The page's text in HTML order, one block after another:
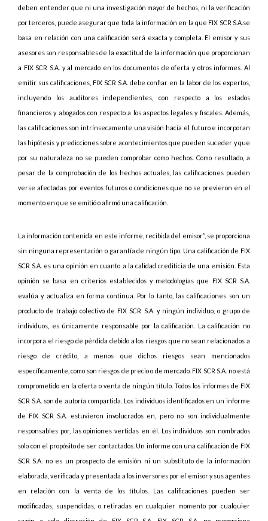
deben entender que ni una investigación mayor de hechos, ni la verificación
por terceros, puede asegurar que toda la información en la que FIX SCR S.A.se
basa en relación con una calificación será exacta y completa. El emisor y sus
asesores son responsables de la exactitud de la información que proporcionan
a FIX SCR S.A. y al mercado en los documentos de oferta y otros informes. Al
emitir sus calificaciones, FIX SCR S.A. debe confiar en la labor de los expertos,
incluyendo los auditores independientes, con respecto a los estados
financieros y abogados con respecto a los aspectos legales y fiscales. Además,
las calificaciones son intrínsecamente una visión hacia el futuro e incorporan
las hipótesis y predicciones sobre acontecimientos que pueden suceder y que
por su naturaleza no se pueden comprobar como hechos. Como resultado, a
pesar de la comprobación de los hechos actuales, las calificaciones pueden
verse afectadas por eventos futuros o condiciones que no se previeron en el
momento en que se emitió o afirmó una calificación.
La información contenida en este informe, recibida del emisor”, se proporciona
sin ninguna representación o garantía de ningún tipo. Una calificación de FIX
SCR S.A. es una opinión en cuanto a la calidad crediticia de una emisión. Esta
opinión se basa en criterios establecidos y metodologías que FIX SCR S.A.
evalúa y actualiza en forma continua. Por lo tanto, las calificaciones son un
producto de trabajo colectivo de FIX SCR S.A. y ningún individuo, o grupo de
individuos, es únicamente responsable por la calificación. La calificación no
incorpora el riesgo de pérdida debido a los riesgos que no sean relacionados a
riesgo de crédito, a menos que dichos riesgos sean mencionados
específicamente, como son riesgos de precio o de mercado. FIX SCR S.A. no está
comprometido en la oferta o venta de ningún título. Todos los informes de FIX
SCR S.A. son de autoría compartida. Los individuos identificados en un informe
de FIX SCR S.A. estuvieron involucrados en, pero no son individualmente
responsables por, las opiniones vertidas en él. Los individuos son nombrados
solo con el propósito de ser contactados. Un informe con una calificación de FIX
SCR S.A. no es un prospecto de emisión ni un substituto de la información
elaborada, verificada y presentada a los inversores por el emisor y sus agentes
en relación con la venta de los títulos. Las calificaciones pueden ser
modificadas, suspendidas, o retiradas en cualquier momento por cualquier